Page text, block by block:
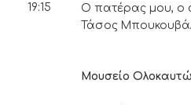
19:15
Ο πατέρας μου, ο
Τάσος
Μουσείο